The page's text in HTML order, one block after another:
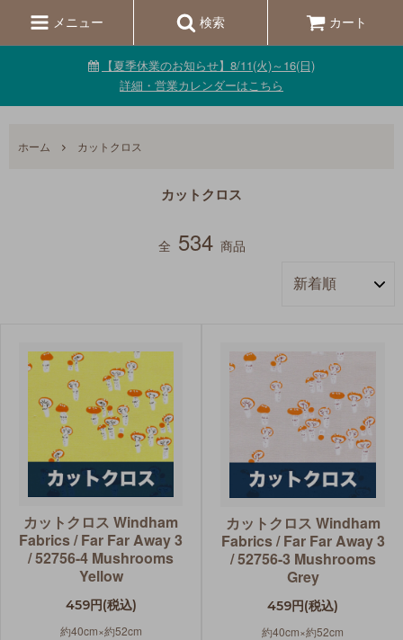
メニュー 検索 カート
【夏季休業のお知らせ】8/11(火)～16(日)
詳細・営業カレンダーはこちら
ホーム カットクロス
カットクロス
全 534 商品
カットクロス Windham
Fabrics / Far Far Away 3
/ 52756-4 Mushrooms
Yellow
459円(税込)
約40cm×約52cm
カットクロス Windham
Fabrics / Far Far Away 3
/ 52756-3 Mushrooms
Grey
459円(税込)
約40cm×約52cm